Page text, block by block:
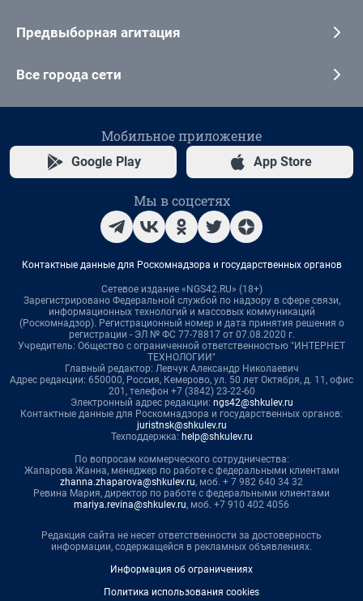
Предвыборная агитация
Все города сети
Мобильное приложение
Google Play App Store
Мы в соцсетях
Контактные данные для Роскомнадзора и государственных органов
Сетевое издание «NGS42.RU» (18+)
Зарегистрировано Федеральной службой по надзору в сфере связи,
информационных технологий и массовых коммуникаций
(Роскомнадзор). Регистрационный номер и дата принятия решения о
регистрации - ЭЛ № ФС 77-78817 от 07.08.2020 г.
Учредитель: Общество с ограниченной ответственностью "ИНТЕРНЕТ
ТЕХНОЛОГИИ"
Главный редактор: Левчук Александр Николаевич
Адрес редакции: 650000, Россия, Кемерово, ул. 50 лет Октября, д. 11, офис
201, телефон +7 (3842) 23-22-60
Электронный адрес редакции: ngs42@shkulev.ru
Контактные данные для Роскомнадзора и государственных органов:
juristnsk@shkulev.ru
Техподдержка: help@shkulev.ru
По вопросам коммерческого сотрудничества:
Жапарова Жанна, менеджер по работе с федеральными клиентами
zhanna.zhaparova@shkulev.ru, моб. + 7 982 640 34 32
Ревина Мария, директор по работе с федеральными клиентами
mariya.revina@shkulev.ru, моб. +7 910 402 4056
Редакция сайта не несет ответственности за достоверность
информации, содержащейся в рекламных объявлениях.
Информация об ограничениях
Политика использования cookies